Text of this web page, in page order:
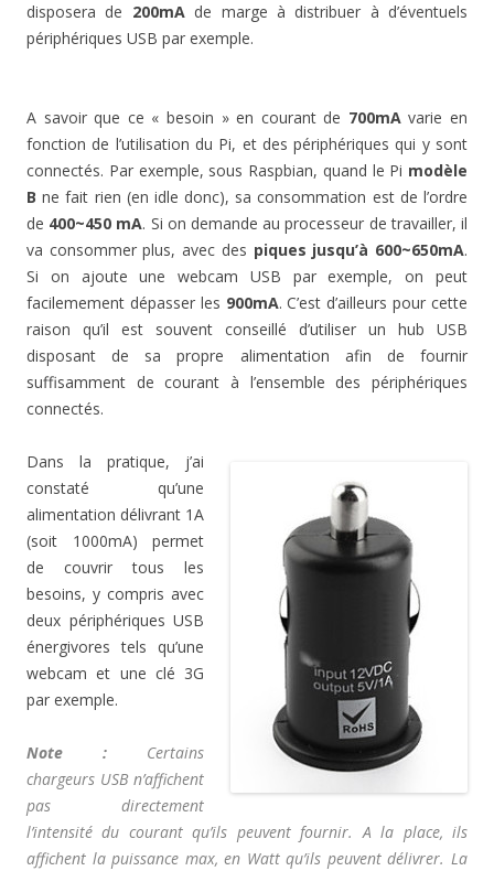
disposera de 200mAde marge à distribuer à d’éventuels
périphériques USB par exemple.
A savoir que ce « besoin » en courant de 700mAvarie en
fonction de l’utilisation du Pi, et des périphériques qui y sont
connectés. Par exemple, sous Raspbian, quand le Pi modèle
B ne fait rien (en idle donc), sa consommation est de l’ordre
de 400~450 mA. Si on demande au processeur de travailler, il
va consommer plus, avec des piques jusqu’à 600~650mA.
Si on ajoute une webcam USB par exemple, on peut
facilemement dépasser les 900mA. C’est d’ailleurs pour cette
raison qu’il est souvent conseillé d’utiliser un hub USB
disposant de sa propre alimentation afin de fournir
suffisamment de courant à l’ensemble des périphériques
connectés.
Dans la pratique, j’ai
constaté qu’une
alimentation délivrant 1A
(soit 1000mA) permet
de couvrir tous les
besoins, y compris avec
deux périphériques USB
énergivores tels qu’une
webcam et une clé 3G
par exemple.
Note : Certains
chargeurs USB n’affichent
pas directement
l’intensité du courant qu’ils peuvent fournir. A la place, ils
affichent la puissance max, en Watt qu’ils peuvent délivrer. La